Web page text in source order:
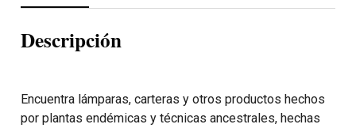
Descripción
Encuentra lámparas, carteras y otros productos hechos
por plantas endémicas y técnicas ancestrales, hechas